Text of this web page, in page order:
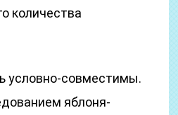
количества
условно-совместимы.
яблоня-